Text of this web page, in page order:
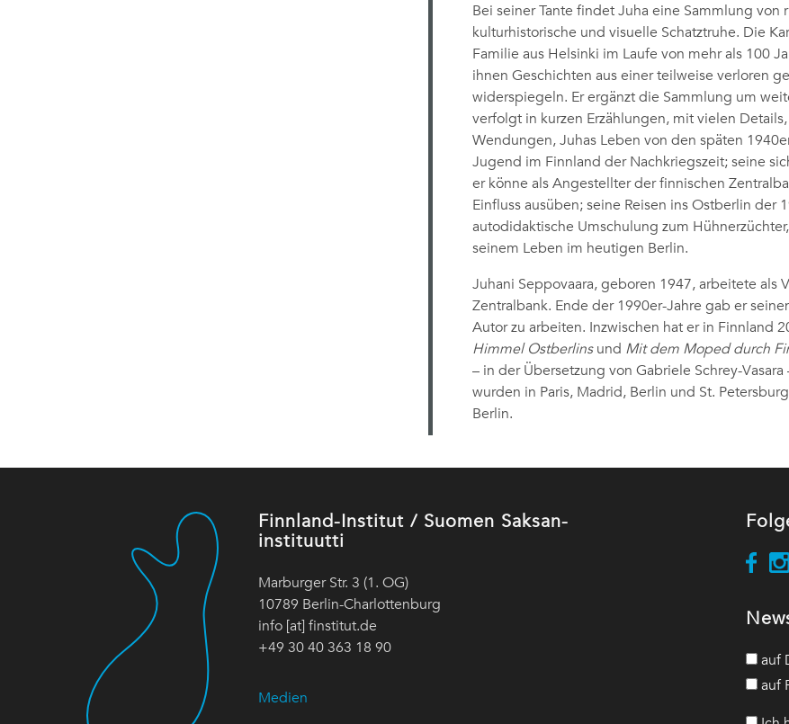
Bei seiner Tante findet Juha eine Sammlung von
kulturhistorische und visuelle Schatztruhe. Die
Familie aus Helsinki im Laufe von mehr als 100
ihnen Geschichten aus einer teilweise verloren
widerspiegeln. Er ergänzt die Sammlung um
verfolgt in kurzen Erzählungen, mit vielen
Wendungen, Juhas Leben von den späten
Jugend im Finnland der Nachkriegszeit; seine
er könne als Angestellter der finnischen
Einfluss ausüben; seine Reisen ins Ostberlin der
autodidaktische Umschulung zum
seinem Leben im heutigen Berlin.
Juhani Seppovaara, geboren 1947, arbeitete als
Zentralbank. Ende der 1990er-Jahre gab er
Autor zu arbeiten. Inzwischen hat er in Finnland
Himmel Ostberlinsund Mit dem Moped durch
– in der Übersetzung von Gabriele Schrey-
wurden in Paris, Madrid, Berlin und St.
Berlin.
Finnland-Institut / Suomen Saksan-
instituutti
Marburger Str. 3 (1. OG)
10789 Berlin-Charlottenburg
info [at] finstitut.de
+49 30 40 363 18 90
Medien
auf
auf